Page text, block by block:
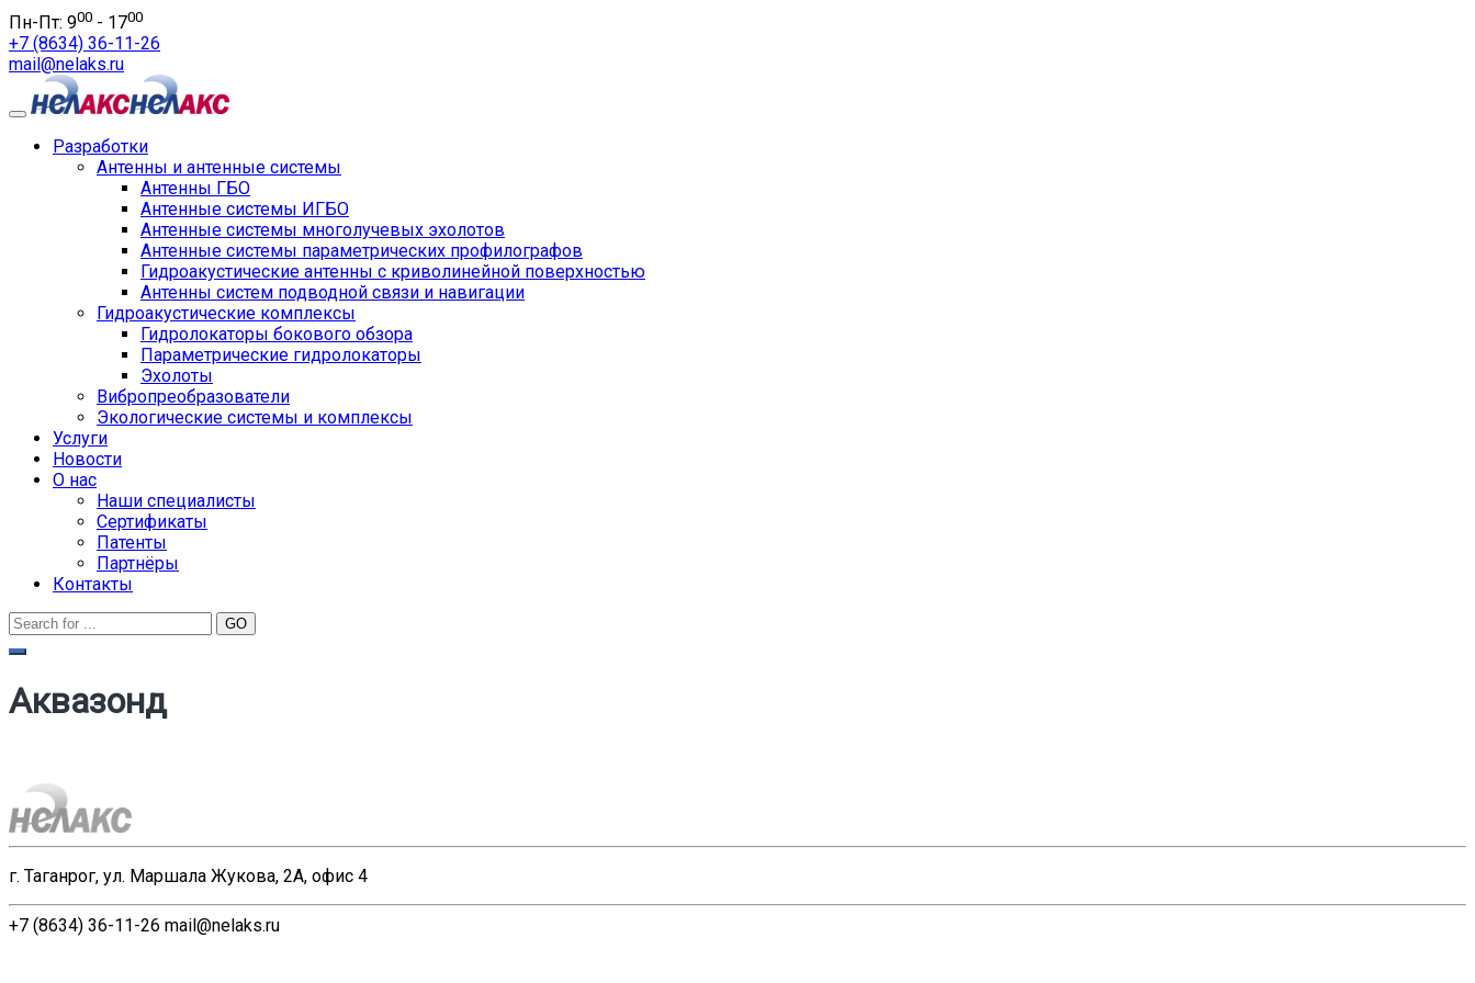
Пн-Пт: 900 - 1700
+7 (8634) 36-11-26
mail@nelaks.ru
Разработки
Антенны и антенные системы
Антенны ГБО
Антенные системы ИГБО
Антенные системы многолучевых эхолотов
Антенные системы параметрических профилографов
Гидроакустические антенны с криволинейной поверхностью
Антенны систем подводной связи и навигации
Гидроакустические комплексы
Гидролокаторы бокового обзора
Параметрические гидролокаторы
Эхолоты
Вибропреобразователи
Экологические системы и комплексы
Услуги
Новости
О нас
Наши специалисты
Сертификаты
Патенты
Партнёры
Контакты
Аквазонд
г. Таганрог, ул. Маршала Жукова, 2А, офис 4
+7 (8634) 36-11-26 mail@nelaks.ru